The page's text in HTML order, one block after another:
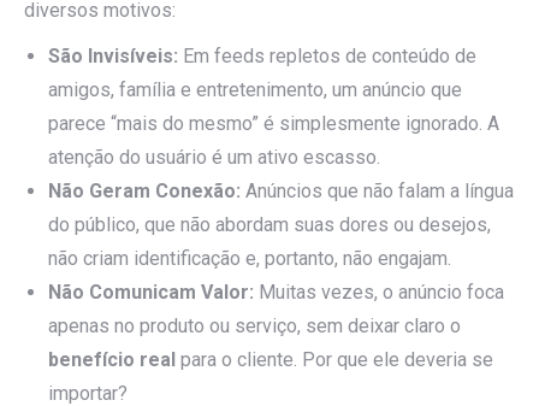
diversos motivos:
São Invisíveis: Em feeds repletos de conteúdo de
amigos, família e entretenimento, um anúncio que
parece “mais do mesmo” é simplesmente ignorado. A
atenção do usuário é um ativo escasso.
Não Geram Conexão: Anúncios que não falam a língua
do público, que não abordam suas dores ou desejos,
não criam identificação e, portanto, não engajam.
Não Comunicam Valor: Muitas vezes, o anúncio foca
apenas no produto ou serviço, sem deixar claro o
benefício real para o cliente. Por que ele deveria se
importar?